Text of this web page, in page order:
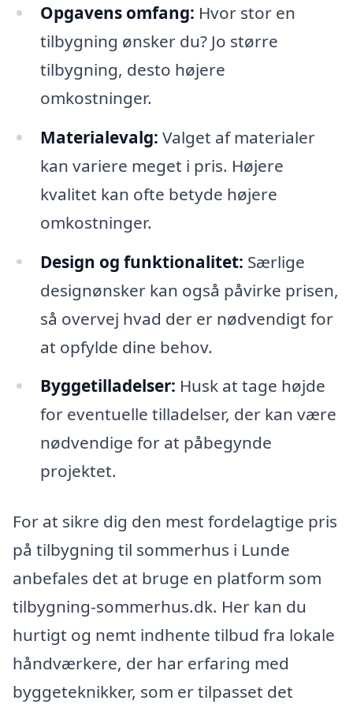
Opgavens omfang: Hvor stor en
tilbygning ønsker du? Jo større
tilbygning, desto højere
omkostninger.
Materialevalg: Valget af materialer
kan variere meget i pris. Højere
kvalitet kan ofte betyde højere
omkostninger.
Design og funktionalitet: Særlige
designønsker kan også påvirke prisen,
så overvej hvad der er nødvendigt for
at opfylde dine behov.
Byggetilladelser: Husk at tage højde
for eventuelle tilladelser, der kan være
nødvendige for at påbegynde
projektet.
For at sikre dig den mest fordelagtige pris
på tilbygning til sommerhus i Lunde
anbefales det at bruge en platform som
tilbygning-sommerhus.dk. Her kan du
hurtigt og nemt indhente tilbud fra lokale
håndværkere, der har erfaring med
byggeteknikker, som er tilpasset det